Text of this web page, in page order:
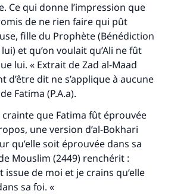
Ce qui donne l’impression que
de ne rien faire qui pût
fille du Prophète (Bénédiction
et qu’on voulait qu’Ali ne fût
lui. « Extrait de Zad al-Maad
d’être dit ne s’applique à aucune
Fatima (P.A.a).
crainte que Fatima fût éprouvée
une version d’al-Bokhari
qu’elle soit éprouvée dans sa
Mouslim (2449) renchérit :
issue de moi et je crains qu’elle
sa foi. «
dans la vie de
grâce à votre
contribution
à apporter des réponses.